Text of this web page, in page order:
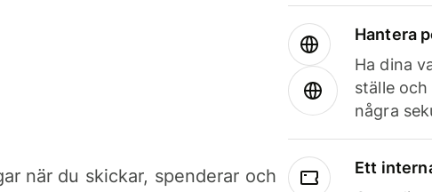
när du skickar, spenderar och
Hantera
Ha dina
ställe
några
Ett